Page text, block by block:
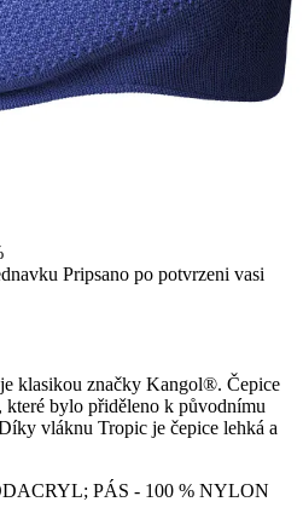
Pripsano po potvrzeni vasi
klasikou značky Kangol®. Čepice
které bylo přiděleno k původnímu
vláknu Tropic je čepice lehká a
PÁS - 100 % NYLON